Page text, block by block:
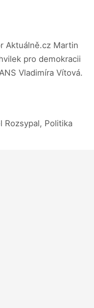
Aktuálně.cz Martin
pro demokracii
Vladimíra Vítová.
Rozsypal, Politika